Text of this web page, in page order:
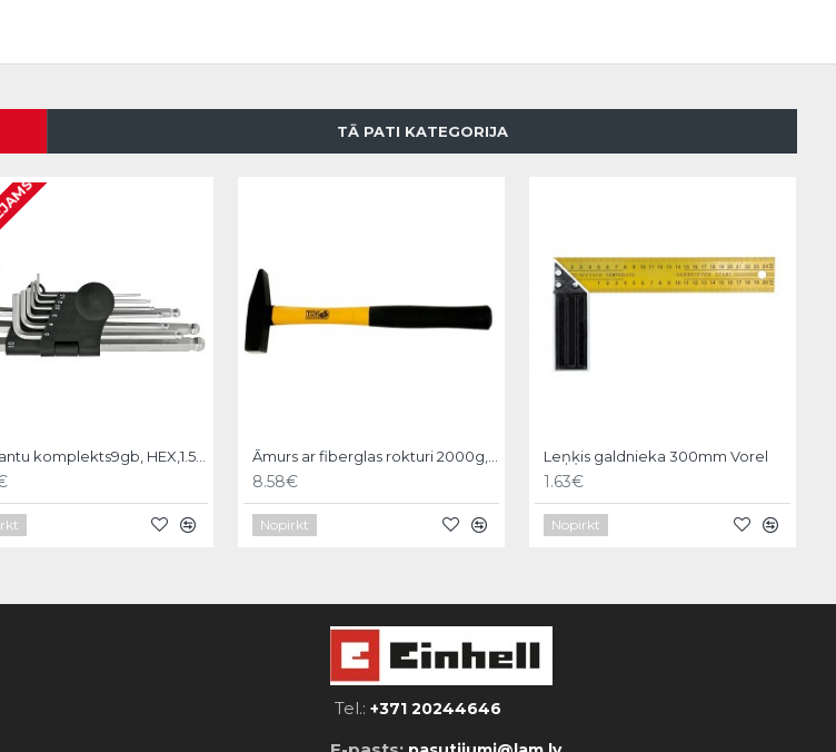
TĀ PATI KATEGORIJA
Seškantu komplekts9gb, HEX,1.5-10mm Strend pro
8.58€
Nopirkt
Leņķis galdnieka 300mm Vorel
1.63€
Nopirkt
Tel.:+371 20244646